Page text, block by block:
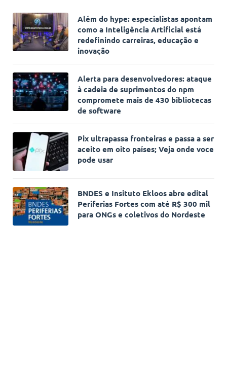
Além do hype: especialistas apontam
como a Inteligência Artificial está
redefinindo carreiras, educação e
inovação
Alerta para desenvolvedores: ataque
à cadeia de suprimentos do npm
compromete mais de 430 bibliotecas
de software
Pix ultrapassa fronteiras e passa a ser
aceito em oito países; Veja onde voce
pode usar
BNDES e Insituto Ekloos abre edital
Periferias Fortes com até R$ 300 mil
para ONGs e coletivos do Nordeste